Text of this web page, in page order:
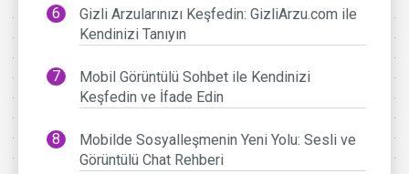
Gizli Arzularınızı Keşfedin: GizliArzu.com ile
Kendinizi Tanıyın
Mobil Görüntülü Sohbet ile Kendinizi
Keşfedin ve İfade Edin
Mobilde Sosyalleşmenin Yeni Yolu: Sesli ve
Görüntülü Chat Rehberi